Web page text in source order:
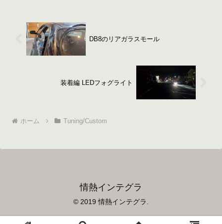
DB8のリアガラスモール
装着編 LEDフォグライト
ホーム Tuning/Custom
情熱インテグラ
© 2019 情熱インテグラ.